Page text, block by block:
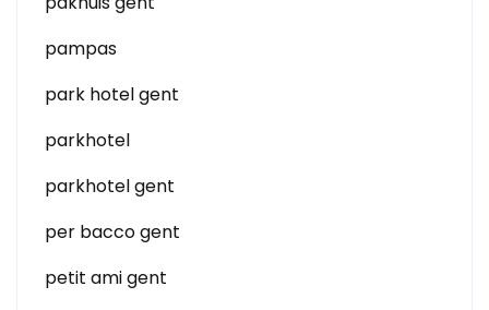
pampas
park hotel gent
parkhotel
parkhotel gent
per bacco gent
petit ami gent